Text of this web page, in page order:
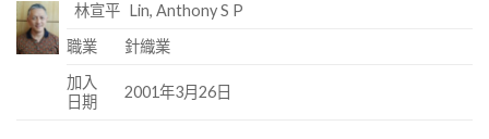
林宣平 Lin, Anthony S P
職業
針織業
加入
日期
2001年3月26日